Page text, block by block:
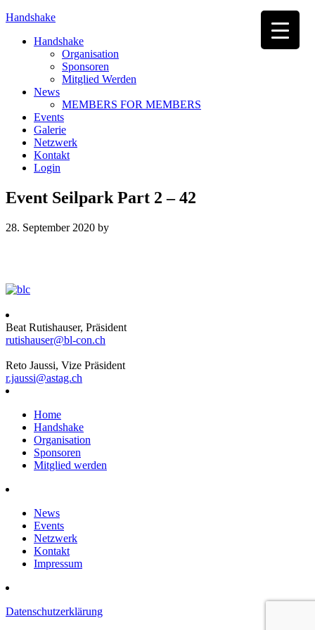
Handshake
Handshake
Organisation
Sponsoren
Mitglied Werden
News
MEMBERS FOR MEMBERS
Events
Galerie
Netzwerk
Kontakt
Login
Event Seilpark Part 2 – 42
28. September 2020 by
Beat Rutishauser, Präsident
rutishauser@bl-con.ch
Reto Jaussi, Vize Präsident
r.jaussi@astag.ch
Home
Handshake
Organisation
Sponsoren
Mitglied werden
News
Events
Netzwerk
Kontakt
Impressum
Datenschutzerklärung